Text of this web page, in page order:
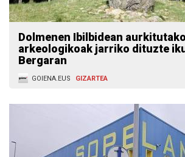
Dolmenen Ibilbidean
arkeologikoak jarriko dituzte
Bergaran
GOIENA.EUS GIZARTEA